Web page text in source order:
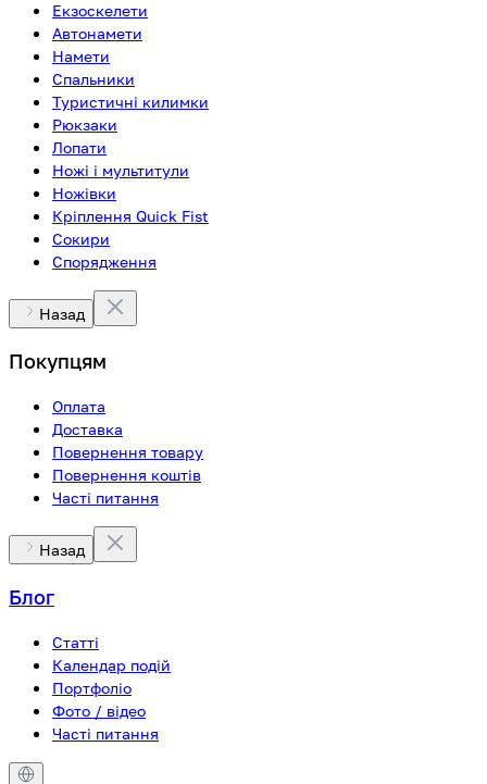
Екзоскелети
Автонамети
Намети
Спальники
Туристичні килимки
Рюкзаки
Лопати
Ножі і мультитули
Ножівки
Кріплення Quick Fist
Сокири
Спорядження
Назад
Покупцям
Оплата
Доставка
Повернення товару
Повернення коштів
Часті питання
Назад
Блог
Статті
Календар подій
Портфоліо
Фото / відео
Часті питання